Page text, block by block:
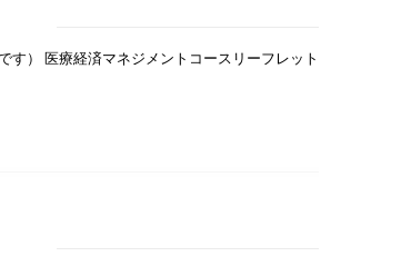
す） 医療経済マネジメントコースリーフレット